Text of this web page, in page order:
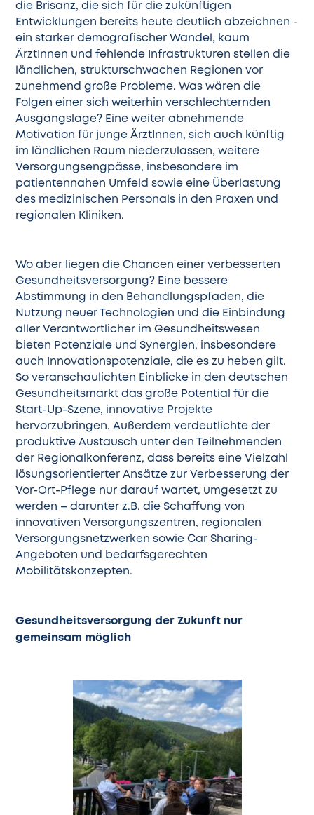
die Brisanz, die sich für die zukünftigen
Entwicklungen bereits heute deutlich abzeichnen -
ein starker demografischer Wandel, kaum
ÄrztInnen und fehlende Infrastrukturen stellen die
ländlichen, strukturschwachen Regionen vor
zunehmend große Probleme. Was wären die
Folgen einer sich weiterhin verschlechternden
Ausgangslage? Eine weiter abnehmende
Motivation für junge ÄrztInnen, sich auch künftig
im ländlichen Raum niederzulassen, weitere
Versorgungsengpässe, insbesondere im
patientennahen Umfeld sowie eine Überlastung
des medizinischen Personals in den Praxen und
regionalen Kliniken.
Wo aber liegen die Chancen einer verbesserten
Gesundheitsversorgung? Eine bessere
Abstimmung in den Behandlungspfaden, die
Nutzung neuer Technologien und die Einbindung
aller Verantwortlicher im Gesundheitswesen
bieten Potenziale und Synergien, insbesondere
auch Innovationspotenziale, die es zu heben gilt.
So veranschaulichten Einblicke in den deutschen
Gesundheitsmarkt das große Potential für die
Start-Up-Szene, innovative Projekte
hervorzubringen. Außerdem verdeutlichte der
produktive Austausch unter den Teilnehmenden
der Regionalkonferenz, dass bereits eine Vielzahl
lösungsorientierter Ansätze zur Verbesserung der
Vor-Ort-Pflege nur darauf wartet, umgesetzt zu
werden – darunter z.B. die Schaffung von
innovativen Versorgungszentren, regionalen
Versorgungsnetzwerken sowie Car Sharing-
Angeboten und bedarfsgerechten
Mobilitätskonzepten.
Gesundheitsversorgung der Zukunft nur
gemeinsam möglich